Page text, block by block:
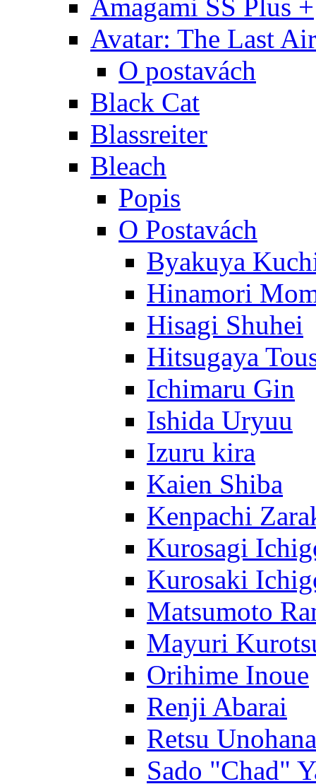
Amagami SS Plus +
Avatar: The Last
O postavách
Black Cat
Blassreiter
Bleach
Popis
O Postavách
Byakuya
Hinamori
Hisagi Shuhei
Hitsugaya
Ichimaru Gin
Ishida Uryuu
Izuru kira
Kaien Shiba
Kenpachi
Kurosagi
Kurosaki
Matsumoto
Mayuri
Orihime Inoue
Renji Abarai
Retsu Unohana
Sado "Chad"